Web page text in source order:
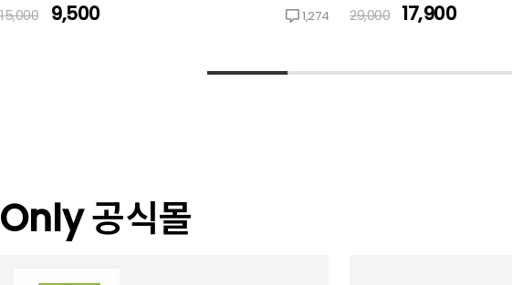
15,000 9,500 1,274 29,000 17,900
Only 공식몰